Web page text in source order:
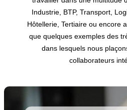
Industrie, BTP, Transport,
Hôtellerie, Tertiaire ou encore
que quelques exemples des
dans lesquels nous
collaborateurs